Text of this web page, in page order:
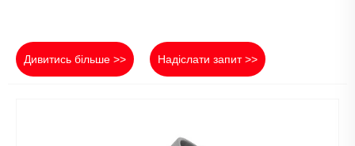
Дивитись більше >> Надіслати запит >>